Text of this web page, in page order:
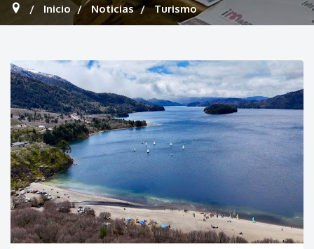
Inicio Noticias Turismo